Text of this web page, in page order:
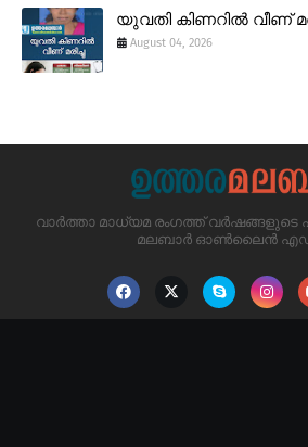
യുവതി കിണറിൽ വീണ്
August 04, 2026
വാർത്താ മാധ്യമ രംഗത്ത് വർഷങ്ങളുടെ
മലബാർ ഓൺലൈൻ